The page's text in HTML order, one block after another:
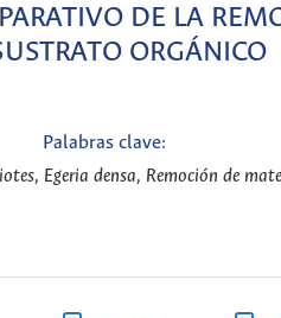
DE LA
ORGÁNICO
Palabras clave:
Egeria densa, Remoción de